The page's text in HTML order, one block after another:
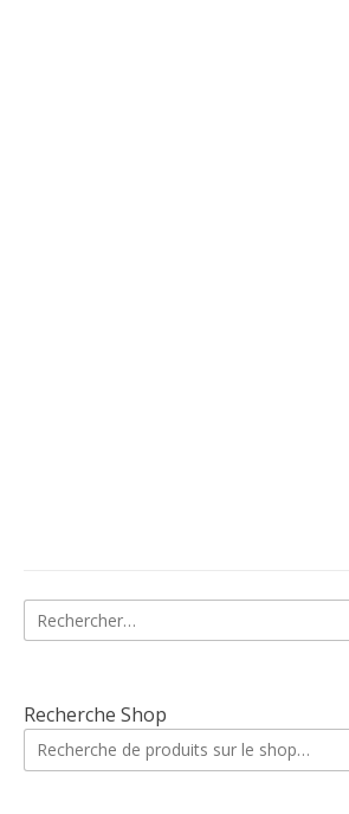
Rechercher :
Recherche Shop